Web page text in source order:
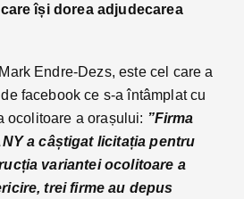
își dorea adjudecarea
Endre-Dezs, este cel care a
facebook ce s-a întâmplat cu
ocolitoare a orașului: ”Firma
a câștigat licitația pentru
variantei ocolitoare a
trei firme au depus